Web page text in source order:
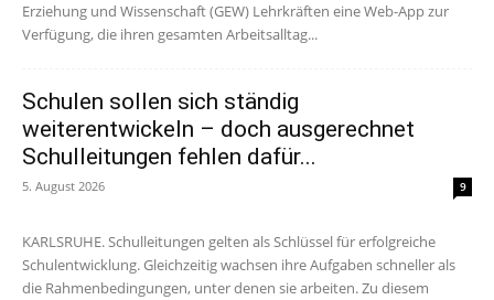
Erziehung und Wissenschaft (GEW) Lehrkräften eine Web-App zur
Verfügung, die ihren gesamten Arbeitsalltag...
Schulen sollen sich ständig
weiterentwickeln – doch ausgerechnet
Schulleitungen fehlen dafür...
5. August 2026 9
KARLSRUHE. Schulleitungen gelten als Schlüssel für erfolgreiche
Schulentwicklung. Gleichzeitig wachsen ihre Aufgaben schneller als
die Rahmenbedingungen, unter denen sie arbeiten. Zu diesem